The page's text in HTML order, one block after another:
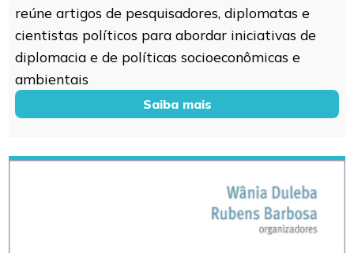
reúne artigos de pesquisadores, diplomatas e
cientistas políticos para abordar iniciativas de
diplomacia e de políticas socioeconômicas e
ambientais
Saiba mais